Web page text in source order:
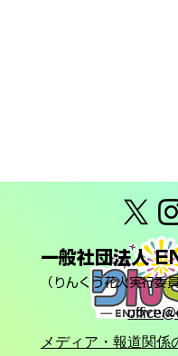
一般社団法人
（りんくう花火実行委
メディア・報道関係